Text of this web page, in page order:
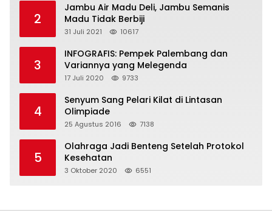
2
Jambu Air Madu Deli, Jambu Semanis
Madu Tidak Berbiji
31 Juli 2021 10617
3
INFOGRAFIS: Pempek Palembang dan
Variannya yang Melegenda
17 Juli 2020 9733
4
Senyum Sang Pelari Kilat di Lintasan
Olimpiade
25 Agustus 2016 7138
5
Olahraga Jadi Benteng Setelah Protokol
Kesehatan
3 Oktober 2020 6551